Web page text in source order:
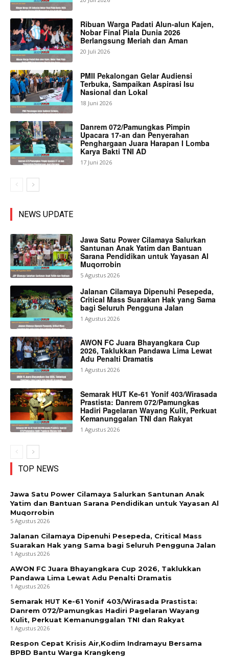
Ribuan Warga Padati Alun-alun Kajen,
Nobar Final Piala Dunia 2026
Berlangsung Meriah dan Aman
20 Juli 2026
PMII Pekalongan Gelar Audiensi
Terbuka, Sampaikan Aspirasi Isu
Nasional dan Lokal
18 Juni 2026
Danrem 072/Pamungkas Pimpin
Upacara 17-an dan Penyerahan
Penghargaan Juara Harapan I Lomba
Karya Bakti TNI AD
17 Juni 2026
NEWS UPDATE
Jawa Satu Power Cilamaya Salurkan
Santunan Anak Yatim dan Bantuan
Sarana Pendidikan untuk Yayasan Al
Muqorrobin
5 Agustus 2026
Jalanan Cilamaya Dipenuhi Pesepeda,
Critical Mass Suarakan Hak yang Sama
bagi Seluruh Pengguna Jalan
1 Agustus 2026
AWON FC Juara Bhayangkara Cup
2026, Taklukkan Pandawa Lima Lewat
Adu Penalti Dramatis
1 Agustus 2026
Semarak HUT Ke-61 Yonif 403/Wirasada
Prastista: Danrem 072/Pamungkas
Hadiri Pagelaran Wayang Kulit, Perkuat
Kemanunggalan TNI dan Rakyat
1 Agustus 2026
TOP NEWS
Jawa Satu Power Cilamaya Salurkan Santunan Anak
Yatim dan Bantuan Sarana Pendidikan untuk Yayasan Al
Muqorrobin
5 Agustus 2026
Jalanan Cilamaya Dipenuhi Pesepeda, Critical Mass
Suarakan Hak yang Sama bagi Seluruh Pengguna Jalan
1 Agustus 2026
AWON FC Juara Bhayangkara Cup 2026, Taklukkan
Pandawa Lima Lewat Adu Penalti Dramatis
1 Agustus 2026
Semarak HUT Ke-61 Yonif 403/Wirasada Prastista:
Danrem 072/Pamungkas Hadiri Pagelaran Wayang
Kulit, Perkuat Kemanunggalan TNI dan Rakyat
1 Agustus 2026
Respon Cepat Krisis Air,Kodim Indramayu Bersama
BPBD Bantu Warga Krangkeng